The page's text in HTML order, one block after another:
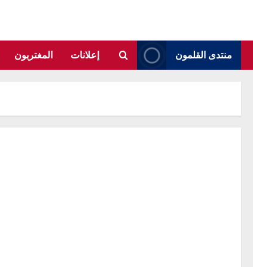
المغتربون إعلانات منتدى القلمون